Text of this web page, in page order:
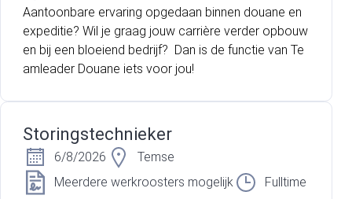
Aantoonbare ervaring opgedaan binnen douane en
expeditie? Wil je graag jouw carrière verder opbouw
en bij een bloeiend bedrijf? Dan is de functie van Te
amleader Douane iets voor jou!
Storingstechnieker
6/8/2026
Temse
Meerdere werkroosters mogelijk
Fulltime